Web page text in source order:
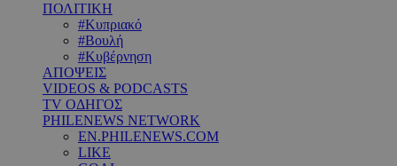
ΠΟΛΙΤΙΚΗ
#Κυπριακό
#Βουλή
#Κυβέρνηση
ΑΠΟΨΕΙΣ
VIDEOS & PODCASTS
TV ΟΔΗΓΟΣ
PHILENEWS NETWORK
EN.PHILENEWS.COM
LIKE